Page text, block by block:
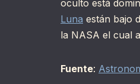
oculto está
Luna están bajo
la NASA el cual
Fuente: